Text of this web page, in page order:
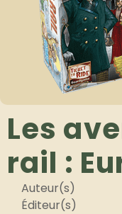
Les
rail :
Auteur(s)
Éditeur(s)